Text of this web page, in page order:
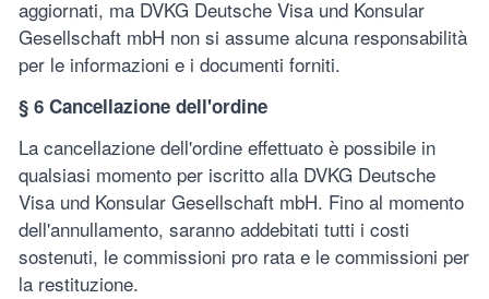
aggiornati, ma DVKG Deutsche Visa und Konsular
Gesellschaft mbH non si assume alcuna responsabilità
per le informazioni e i documenti forniti.
§ 6 Cancellazione dell'ordine
La cancellazione dell'ordine effettuato è possibile in
qualsiasi momento per iscritto alla DVKG Deutsche
Visa und Konsular Gesellschaft mbH. Fino al momento
dell'annullamento, saranno addebitati tutti i costi
sostenuti, le commissioni pro rata e le commissioni per
la restituzione.